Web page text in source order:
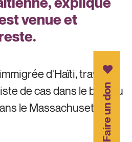
venue et
d'Haïti, travaille
de cas dans le bureau
le Massachusetts.Faire un don